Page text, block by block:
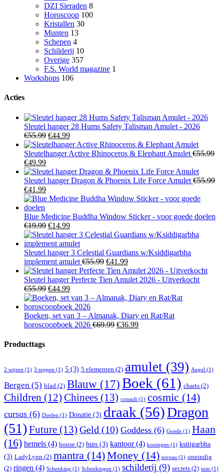
DZI Sieraden 8
Horoscoop 100
Kristallen 30
Munten 13
Schepen 4
Schilderij 10
Overige 357
F.S. World magazine 1
Workshops 106
Acties
Sleutel hanger 28 Hums Safety Talisman Amulet - 2026
€55.99 Oorspronkelijke
prijs
was:
€44.99Huidige
prijs
is:
Sleutelhanger Active Rhinoceros & Elephant Amulet €55.99
Oorspronkelijke
prijs
was:
€55.99.
€49.99Huidige
prijs
is:
€49.99.
Sleutel hanger Dragon & Phoenix Life Force Amulet €55.99
Oorspronkelijke
prijs
was:
€55.99.
€41.99Huidige
prijs
€41.99.
Blue Medicine Buddha Window Sticker - voor goede doelen
€19.99 Oorspronkelijke
prijs
was:
€19.99.
€14.99Huidige
prijs
is:
€14.99.
Sleutel hanger 3 Celestial Guardians w/Ksiddigarbha
implement amulet €55.99 Oorspronkelijke
prijs
was:
€41.99Huidige
prijs
is:
Sleutel hanger Perfecte Tien Amulet 2026 - Uitverkocht
€55.99 Oorspronkelijke
prijs
was:
€55.99.
€44.99Huidige
prijs
is:
€44.99.
Boeken, set van 3 – Almanak, Diary en Rat/Rat
horoscoopboek 2026 €69.99 Oorspronkelijke
€36.99Huidige
Producttags
2 wijzen (1) 3 toppen (1) 5 (3) 5 elementen (2) amulet (39) Angel (1)
Bergen (5) blad (2) Blauw (17) Boek (61) charts (2)
Children (12) Chinees (13) consult (1) cosmic (14)
cursus (6) Doelen (1) Donatie (3) draak (56)Dragon
(51) Future (13) Geld (10) Goddess (6) Goede (1) Haan
(16) hemels (4) house (2) huis (3) kantoor(4) koningen (1) ksitigarbha
(3) LadyLynn (2) mantra (14)Money (14) niveau (1) oneindig
(2) ringen (4) Schenking (1) Schenkingen (1) schilderij (9) secrets (2) tuin (1)